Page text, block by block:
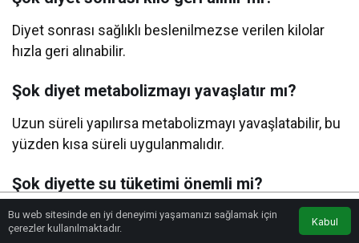
Diyet sonrası sağlıklı beslenilmezse verilen kilolar
hızla geri alınabilir.
Şok diyet metabolizmayı yavaşlatır mı?
Uzun süreli yapılırsa metabolizmayı yavaşlatabilir, bu
yüzden kısa süreli uygulanmalıdır.
Şok diyette su tüketimi önemli mi?
Su tüketimi çok önemlidir, günde en az 2–2.5 litre su
içilmelidir.
Bu web sitesinde en iyi deneyimi yaşamanızı sağlamak için
çerezler kullanılmaktadır.
Kabul
Anasayfa Trafik